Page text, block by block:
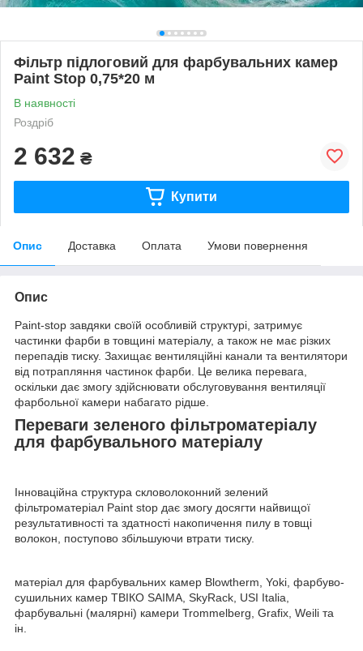
Фільтр підлоговий для фарбувальних камер
Paint Stop 0,75*20 м
В наявності
Роздріб
2 632 ₴
Купити
Опис Доставка Оплата Умови повернення
Опис
Paint-stop завдяки своїй особливій структурі, затримує
частинки фарби в товщині матеріалу, а також не має різких
перепадів тиску. Захищає вентиляційні канали та вентилятори
від потрапляння частинок фарби. Це велика перевага,
оскільки дає змогу здійснювати обслуговування вентиляції
фарбольної камери набагато рідше.
Переваги зеленого фільтроматеріалу
для фарбувального матеріалу
Інноваційна структура скловолоконний зелений
фільтроматеріал Paint stop дає змогу досягти найвищої
результативності та здатності накопичення пилу в товщі
волокон, поступово збільшуючи втрати тиску.
матеріал для фарбувальних камер Blowtherm, Yoki, фарбуво-
сушильних камер ТВІКО SAIMA, SkyRack, USI Italia,
фарбувальні (малярні) камери Trommelberg, Grafix, Weili та
ін.